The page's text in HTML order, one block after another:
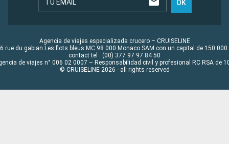
TU EMAIL OK
Agencia de viajes especializada crucero – CRUISELINE
rue du gabian Les flots bleus MC 98 000 Monaco SAM con un capital de 150 000
contact tel : (00) 377 97 97 84 50
de viajes n° 006 02 0007 – Responsabilidad civil y profesional RC RSA de
© CRUISELINE 2026 - all rights reserved